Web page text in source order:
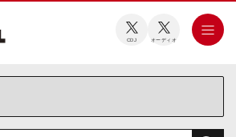
CDJ オーディオ